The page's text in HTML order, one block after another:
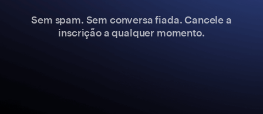
Sem spam. Sem conversa fiada. Cancele a
inscrição a qualquer momento.